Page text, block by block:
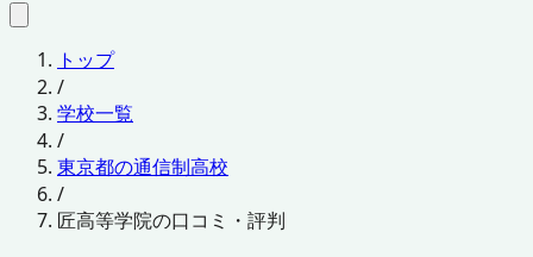
トップ
/
学校一覧
/
東京都の通信制高校
/
匠高等学院の口コミ・評判